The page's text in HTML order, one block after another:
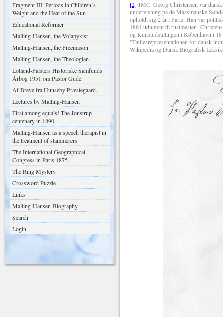
Fragment III: Periods in Children´s
Weight and the Heat of the Sun
Educational Reformer
Malling-Hansen, the Volapykist
Malling-Hansen, the Freemason
Malling-Hansen, the Theologian.
Lolland-Falsters Historiske Samfunds
Årbog 1951 om Pastor Gude.
Af Breve fra Hunseby Præstegaard.
Lectures by Malling-Hansen
First among equals! The Jonstrup
centenary in 1890.
Malling-Hansen as a speech therapist in
the treatment of stammerers
The International Geographical
Congress in Paris 1875.
The Ring Mystery
Crossword Puzzle
Links
Malling-Hansen-Biography
Search
Login
[2] JMC: Georg Christensen var
undervisning på de Massmanske
opholdt sig 2 år i Paris. Han var
1861 udnævnt til rustmester.
og Kunstudstillingen i København i
”Fællesrepræsentationen for dansk
Wikipedia og Dansk Biografisk